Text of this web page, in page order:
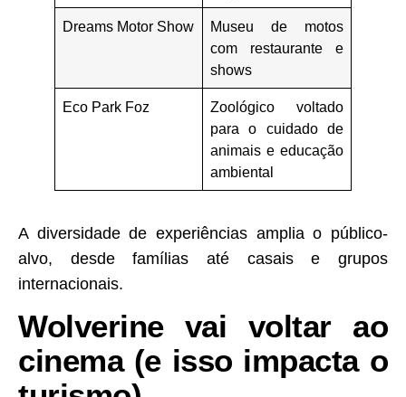
Dreams Motor Show
Museu de motos
com restaurante e
shows
Eco Park Foz
Zoológico voltado
para o cuidado de
animais e educação
ambiental
A diversidade de experiências amplia o público-
alvo, desde famílias até casais e grupos
internacionais.
Wolverine vai voltar ao
cinema (e isso impacta o